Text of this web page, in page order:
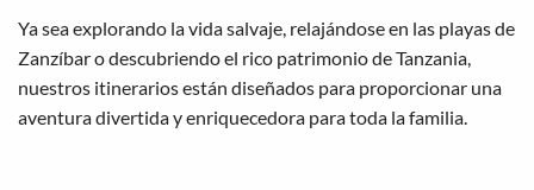
Ya sea explorando la vida salvaje, relajándose en las playas de
Zanzíbar o descubriendo el rico patrimonio de Tanzania,
nuestros itinerarios están diseñados para proporcionar una
aventura divertida y enriquecedora para toda la familia.